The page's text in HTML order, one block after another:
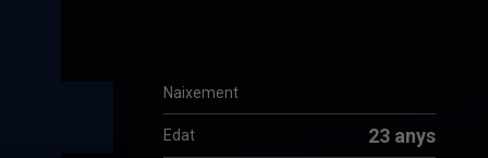
Naixement
Edat 23 anys